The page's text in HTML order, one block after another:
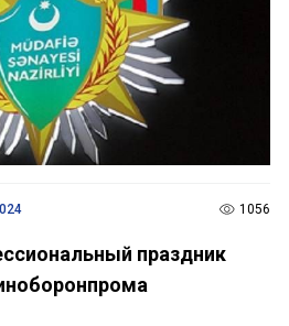
1056
праздник